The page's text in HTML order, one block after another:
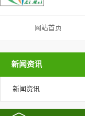
网站首页
新闻资讯
新闻资讯